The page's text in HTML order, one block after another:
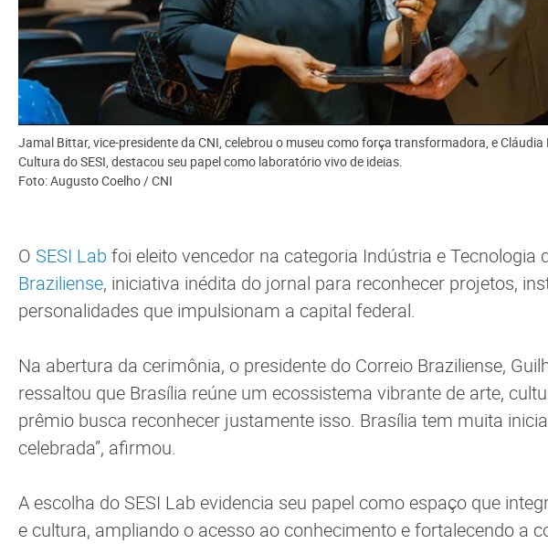
Jamal Bittar, vice-presidente da CNI, celebrou o museu como força transformadora, e
Cultura do SESI, destacou seu papel como laboratório vivo de ideias.
Foto: Augusto Coelho / CNI
O SESI Lab foi eleito vencedor na categoria Indústria e Tecnologia
Braziliense, iniciativa inédita do jornal para reconhecer projetos,
personalidades que impulsionam a capital federal.
Na abertura da cerimônia, o presidente do Correio Braziliense,
ressaltou que Brasília reúne um ecossistema vibrante de arte,
prêmio busca reconhecer justamente isso. Brasília tem muita
celebrada”, afirmou.
A escolha do SESI Lab evidencia seu papel como espaço que
e cultura, ampliando o acesso ao conhecimento e fortalecendo a